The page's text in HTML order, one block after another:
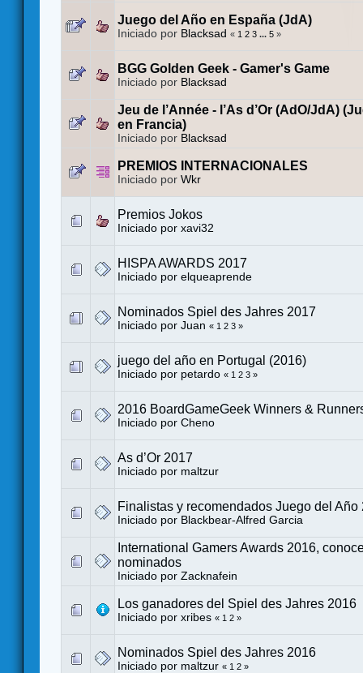
Juego del Año en España (JdA)
Iniciado por Blacksad « 1 2 3 ... 5 »
BGG Golden Geek - Gamer's Game
Iniciado por Blacksad
Jeu de l’Année - l’As d’Or (AdO/JdA)
en Francia)
Iniciado por Blacksad
PREMIOS INTERNACIONALES
Iniciado por Wkr
Premios Jokos
Iniciado por xavi32
HISPA AWARDS 2017
Iniciado por elqueaprende
Nominados Spiel des Jahres 2017
Iniciado por Juan « 1 2 3 »
juego del año en Portugal (2016)
Iniciado por petardo « 1 2 3 »
2016 BoardGameGeek Winners &
Iniciado por Cheno
As d’Or 2017
Iniciado por maltzur
Finalistas y recomendados Juego del Año
Iniciado por Blackbear-Alfred Garcia
International Gamers Awards 2016,
nominados
Iniciado por Zacknafein
Los ganadores del Spiel des Jahres 2016
Iniciado por xribes « 1 2 »
Nominados Spiel des Jahres 2016
Iniciado por maltzur « 1 2 »